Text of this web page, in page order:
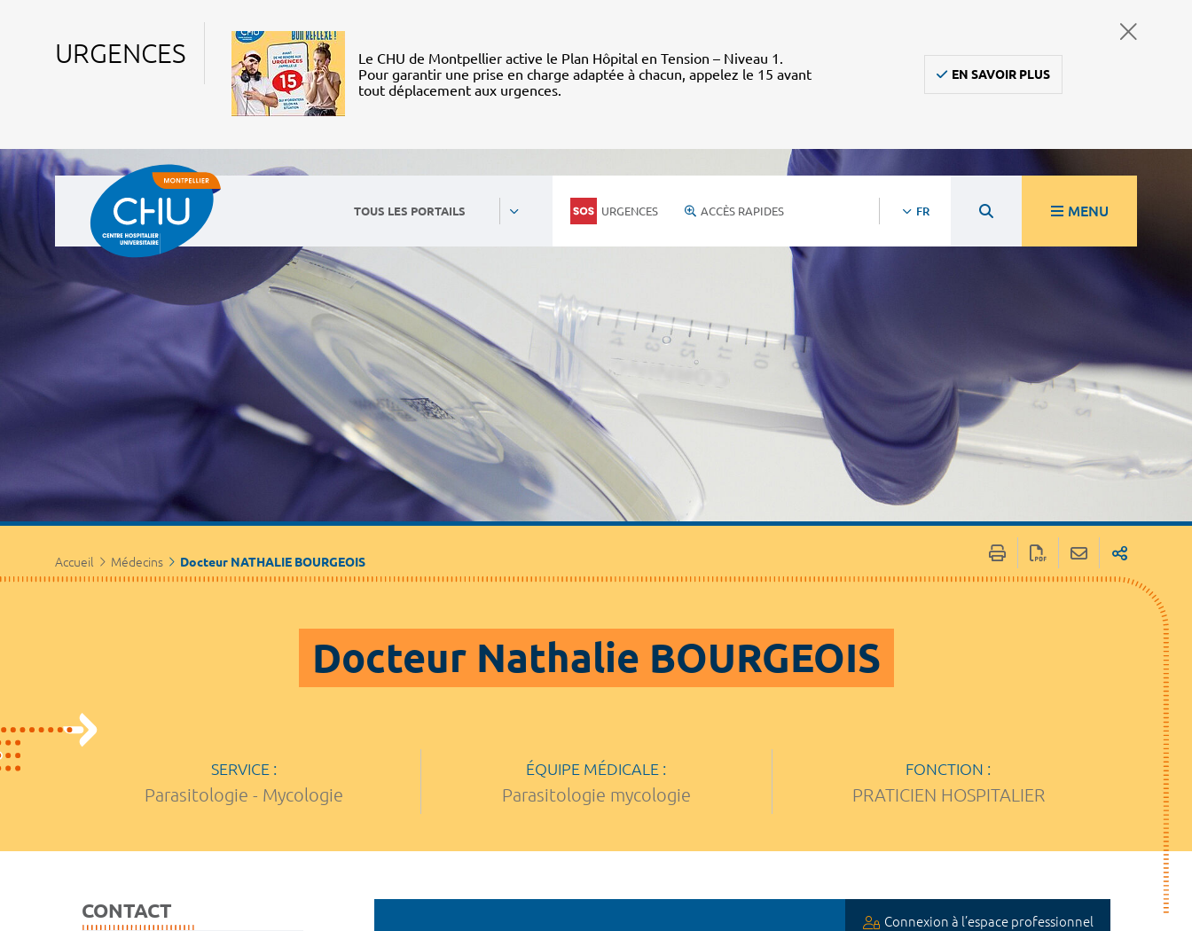
URGENCES
Le CHU de Montpellier active le Plan Hôpital en Tension – Niveau 1.
Pour garantir une prise en charge adaptée à chacun, appelez le 15 avant
tout déplacement aux urgences.
EN SAVOIR PLUS
TOUS LES PORTAILS URGENCES ACCÈS RAPIDES FR MENU
Accueil Médecins Docteur NATHALIE BOURGEOIS
Docteur Nathalie BOURGEOIS
SERVICE :
Parasitologie - Mycologie
ÉQUIPE MÉDICALE :
Parasitologie mycologie
FONCTION :
PRATICIEN HOSPITALIER
CONTACT
Connexion à l’espace professionnel